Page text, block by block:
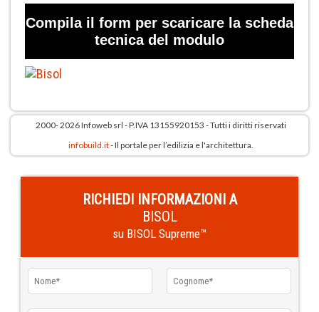
Compila il form per scaricare la scheda
tecnica del modulo
2000- 2026 Infoweb srl - P.IVA 13155920153 - Tutti i diritti riservati
infobuild.it- Il portale per l’edilizia e l'architettura.
RICHIEDI INFORMAZIONI A
BISOL
su BISOL Supreme™